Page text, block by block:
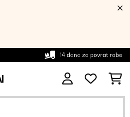
14 dana za povrat robe